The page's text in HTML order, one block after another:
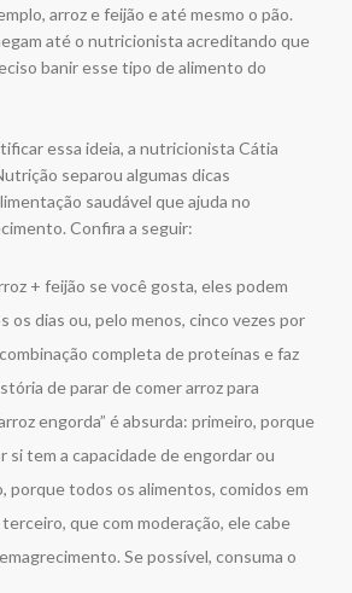
arroz e feijão e até mesmo o pão.
até o nutricionista acreditando que
banir esse tipo de alimento do
essa ideia, a nutricionista Cátia
separou algumas dicas
saudável que ajuda no
Confira a seguir:
+ feijão se você gosta, eles podem
dias ou, pelo menos, cinco vezes por
completa de proteínas e faz
de parar de comer arroz para
engorda” é absurda: primeiro, porque
si tem a capacidade de engordar ou
porque todos os alimentos, comidos em
que com moderação, ele cabe
Se possível, consuma o